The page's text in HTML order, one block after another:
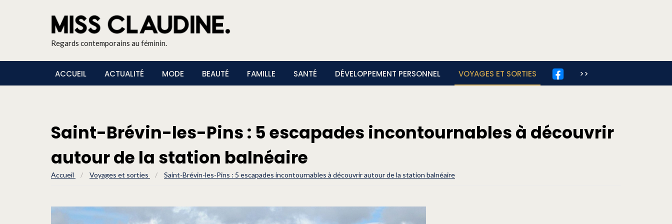
Regards contemporains au féminin.
ACCUEIL ACTUALITÉ MODE BEAUTÉ FAMILLE SANTÉ DÉVELOPPEMENT PERSONNEL VOYAGES ET SORTIES >>
Saint-Brévin-les-Pins : 5 escapades incontournables à découvrir
autour de la station balnéaire
Accueil / Voyages et sorties / Saint-Brévin-les-Pins : 5 escapades incontournables à découvrir autour de la station balnéaire